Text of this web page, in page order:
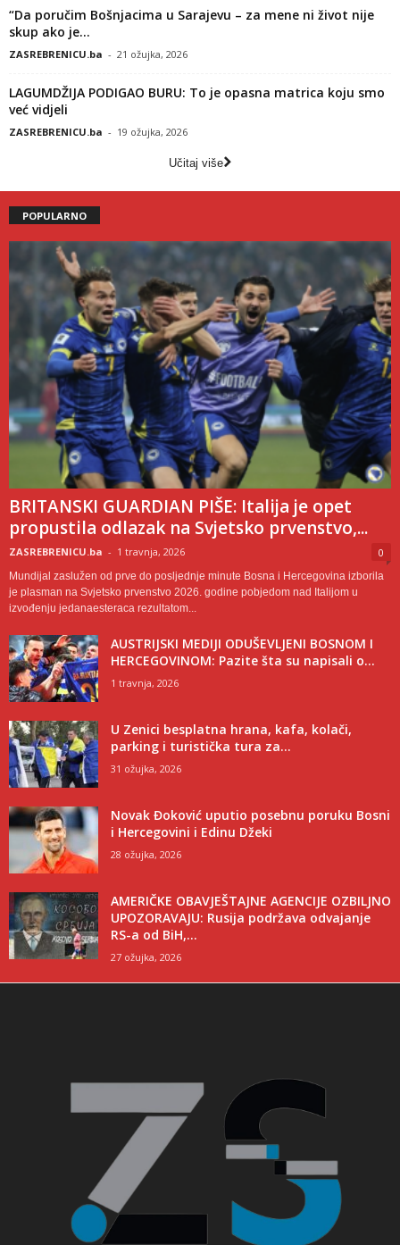
“Da poručim Bošnjacima u Sarajevu – za mene ni život nije
skup ako je...
ZASREBRENICU.ba - 21 ožujka, 2026
LAGUMDŽIJA PODIGAO BURU: To je opasna matrica koju smo
već vidjeli
ZASREBRENICU.ba - 19 ožujka, 2026
Učitaj više
POPULARNO
BRITANSKI GUARDIAN PIŠE: Italija je opet
propustila odlazak na Svjetsko prvenstvo,...
ZASREBRENICU.ba - 1 travnja, 2026 0
Mundijal zaslužen od prve do posljednje minute Bosna i Hercegovina izborila
je plasman na Svjetsko prvenstvo 2026. godine pobjedom nad Italijom u
izvođenju jedanaesteraca rezultatom...
AUSTRIJSKI MEDIJI ODUŠEVLJENI BOSNOM I
HERCEGOVINOM: Pazite šta su napisali o...
1 travnja, 2026
U Zenici besplatna hrana, kafa, kolači,
parking i turistička tura za...
31 ožujka, 2026
Novak Đoković uputio posebnu poruku Bosni
i Hercegovini i Edinu Džeki
28 ožujka, 2026
AMERIČKE OBAVJEŠTAJNE AGENCIJE OZBILJNO
UPOZORAVAJU: Rusija podržava odvajanje
RS-a od BiH,...
27 ožujka, 2026